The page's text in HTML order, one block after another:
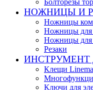
Болторезы
НОЖНИЦЫ И
Ножницы
Ножницы для
Ножницы для
Резаки
ИНСТРУМЕНТ
Клещи
Ключи для